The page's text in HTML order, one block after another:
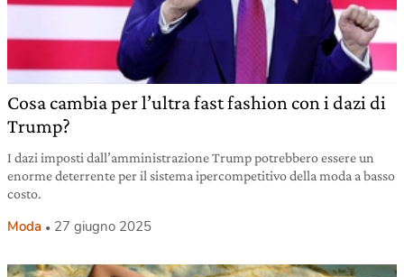
Cosa cambia per l’ultra fast fashion con i dazi di
Trump?
I dazi imposti dall’amministrazione Trump potrebbero essere un
enorme deterrente per il sistema ipercompetitivo della moda a basso
costo.
Moda 27 giugno 2025